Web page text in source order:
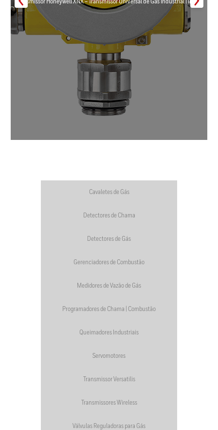
Transmissor Honeywell XNX – Transmissor Universal de Gás Industrial | Inmar
Cavaletes de Gás
Detectores de Chama
Detectores de Gás
Gerenciadores de Combustão
Medidores de Vazão de Gás
Programadores de Chama | Combustão
Queimadores Industriais
Servomotores
Transmissor Versatilis
Transmissores Wireless
Válvulas Reguladoras para Gás